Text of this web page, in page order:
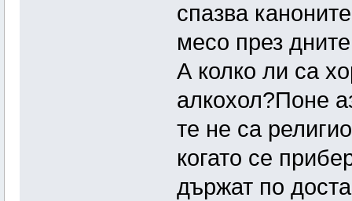
спазва
месо през
А колко ли са
алкохол?Поне
те не са
когато се
държат по